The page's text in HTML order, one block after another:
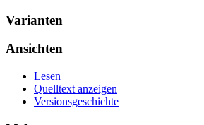
Varianten
Ansichten
Lesen
Quelltext anzeigen
Versionsgeschichte